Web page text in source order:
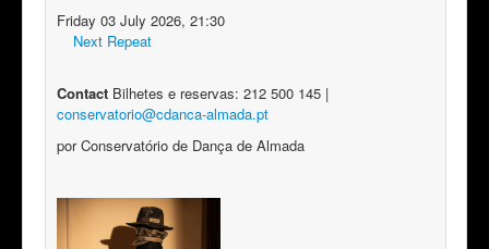
Friday 03 July 2026, 21:30
Next Repeat
Contact Bilhetes e reservas: 212 500 145 |
conservatorio​@​cdanca-almada.pt
por Conservatório de Dança de Almada